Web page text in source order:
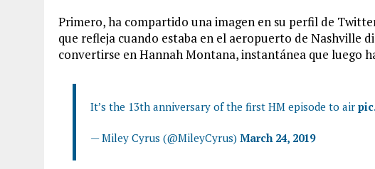
Primero, ha compartido una imagen en su perfil de
que refleja cuando estaba en el aeropuerto de Nashville
convertirse en Hannah Montana, instantánea que luego
It’s the 13th anniversary of the first HM episode to air
— Miley Cyrus (@MileyCyrus) March 24, 2019